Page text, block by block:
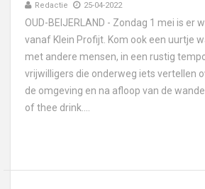
Redactie 25-04-2022
OUD-BEIJERLAND - Zondag 1 mei is er
vanaf Klein Profijt. Kom ook een uurtje
met andere mensen, in een rustig
vrijwilligers die onderweg iets vertellen
de omgeving en na afloop van de
of thee drink....